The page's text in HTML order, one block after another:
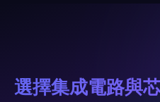
選擇集成電路與